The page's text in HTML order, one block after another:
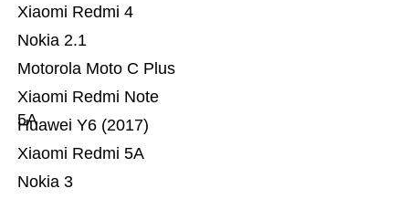
Nokia 3
Xiaomi Redmi 5A
Huawei Y6 (2017)
Xiaomi Redmi Note
5A
Motorola Moto C Plus
Nokia 2.1
Xiaomi Redmi 4